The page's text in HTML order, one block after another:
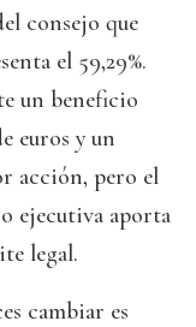
consejo que
el 59,29%.
un beneficio
euros y un
acción, pero el
ejecutiva aporta
legal.
cambiar es